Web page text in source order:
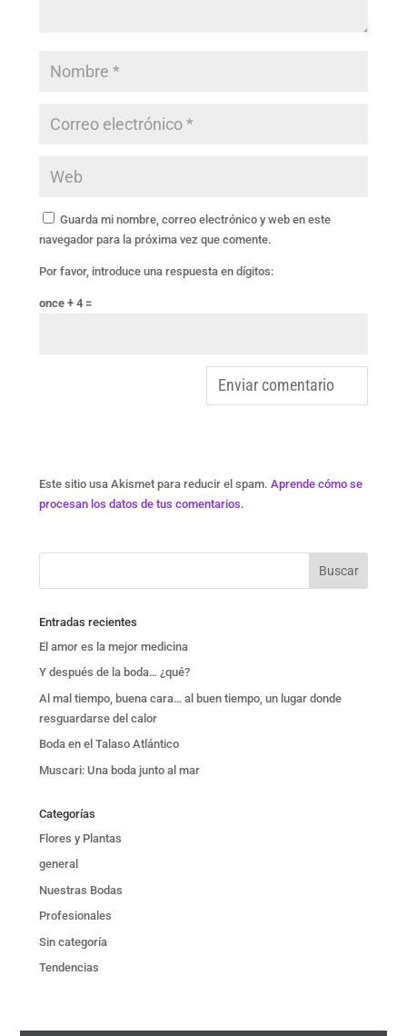
Guarda mi nombre, correo electrónico y web en este
navegador para la próxima vez que comente.
Por favor, introduce una respuesta en dígitos:
once + 4 =
Este sitio usa Akismet para reducir el spam. Aprende cómo se
procesan los datos de tus comentarios.
Entradas recientes
El amor es la mejor medicina
Y después de la boda… ¿qué?
Al mal tiempo, buena cara… al buen tiempo, un lugar donde
resguardarse del calor
Boda en el Talaso Atlántico
Muscari: Una boda junto al mar
Categorías
Flores y Plantas
general
Nuestras Bodas
Profesionales
Sin categoría
Tendencias